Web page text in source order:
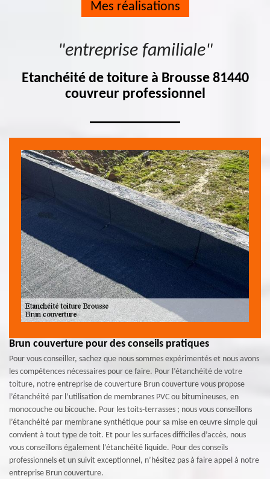
Mes réalisations
"entreprise familiale"
Etanchéité de toiture à Brousse 81440
couvreur professionnel
Brun couverture pour des conseils pratiques
Pour vous conseiller, sachez que nous sommes expérimentés et nous avons
les compétences nécessaires pour ce faire. Pour l’étanchéité de votre
toiture, notre entreprise de couverture Brun couverture vous propose
l’étanchéité par l’utilisation de membranes PVC ou bitumineuses, en
monocouche ou bicouche. Pour les toits-terrasses ; nous vous conseillons
l’étanchéité par membrane synthétique pour sa mise en œuvre simple qui
convient à tout type de toit. Et pour les surfaces difficiles d’accès, nous
vous conseillons également l’étanchéité liquide. Pour des conseils
professionnels et un suivit exceptionnel, n’hésitez pas à faire appel à notre
entreprise Brun couverture.